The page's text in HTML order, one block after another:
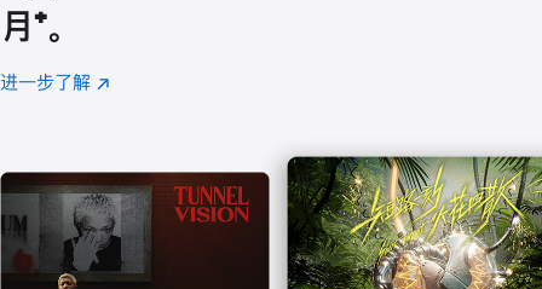
月 脚
注
⁺。
进一步了解 Apple
(在
口
中
打
开)